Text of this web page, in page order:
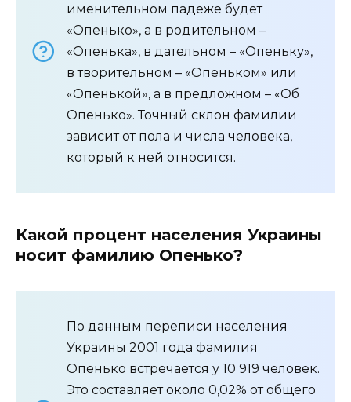
именительном падеже будет
«Опенько», а в родительном –
«Опенька», в дательном – «Опеньку»,
в творительном – «Опеньком» или
«Опенькой», а в предложном – «Об
Опенько». Точный склон фамилии
зависит от пола и числа человека,
который к ней относится.
Какой процент населения Украины
носит фамилию Опенько?
По данным переписи населения
Украины 2001 года фамилия
Опенько встречается у 10 919 человек.
Это составляет около 0,02% от общего